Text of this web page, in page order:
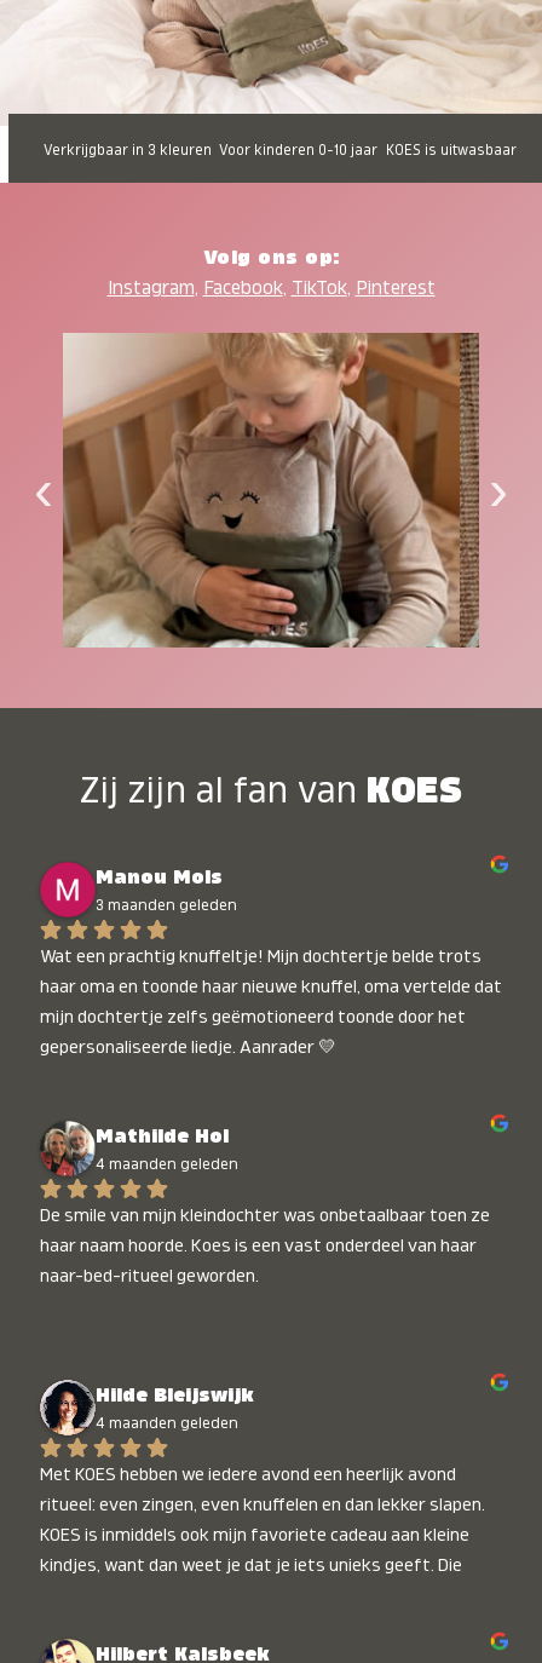
Verkrijgbaar in 3 kleuren Voor kinderen 0-10 jaar KOES is uitwasbaar
Volg ons op:
Instagram, Facebook, TikTok, Pinterest
‹ ›
Zij zijn al fan van KOES
Manou Mols
3 maanden geleden
Wat een prachtig knuffeltje! Mijn dochtertje belde trots
haar oma en toonde haar nieuwe knuffel, oma vertelde dat
mijn dochtertje zelfs geëmotioneerd toonde door het
gepersonaliseerde liedje. Aanrader 💛
Mathilde Hol
4 maanden geleden
De smile van mijn kleindochter was onbetaalbaar toen ze
haar naam hoorde. Koes is een vast onderdeel van haar
naar-bed-ritueel geworden.
Hilde Bleijswijk
4 maanden geleden
Met KOES hebben we iedere avond een heerlijk avond
ritueel: even zingen, even knuffelen en dan lekker slapen.
KOES is inmiddels ook mijn favoriete cadeau aan kleine
kindjes, want dan weet je dat je iets unieks geeft. Die
Hilbert Kalsbeek